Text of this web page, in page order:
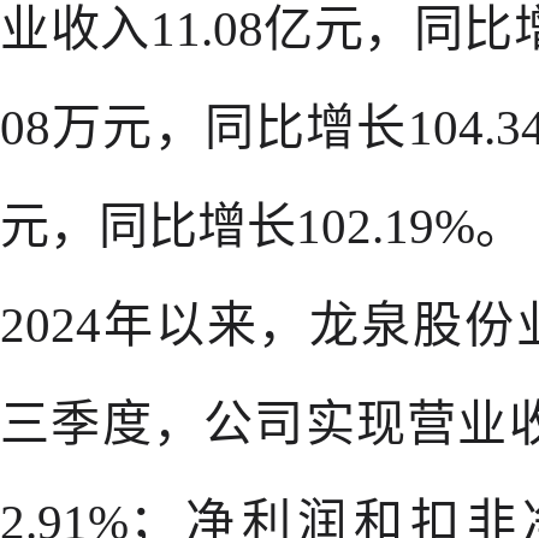
业收入11.08亿元，同比
08万元，同比增长
元，同比增长102.19%。
2024年以来，龙泉股份
三季度，公司实现营业
2.91%；净利润和扣